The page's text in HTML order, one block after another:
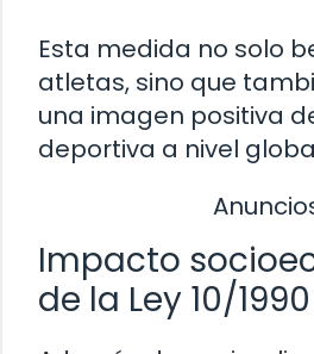
Esta medida no solo
atletas, sino que
una imagen positiva
deportiva a nivel
Impacto
de la Ley 10/1990